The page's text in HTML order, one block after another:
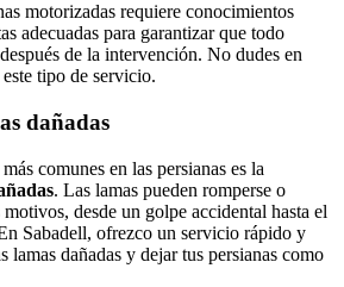
motorizadas requiere conocimientos
adecuadas para garantizar que todo
de la intervención. No dudes en
tipo de servicio.
dañadas
comunes en las persianas es la
. Las lamas pueden romperse o
desde un golpe accidental hasta el
Sabadell, ofrezco un servicio rápido y
lamas dañadas y dejar tus persianas como